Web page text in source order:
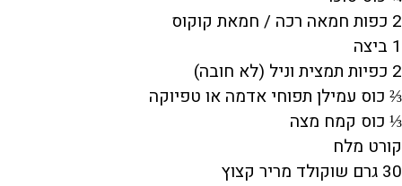
2 כפות חמאה רכה / חמאת קוקוס
1 ביצה
2 כפיות תמצית וניל (לא חובה)
⅔ כוס עמילן תפוחי אדמה או טפיוקה
⅓ כוס קמח מצה
קורט מלח
30 גרם שוקולד מריר קצוץ